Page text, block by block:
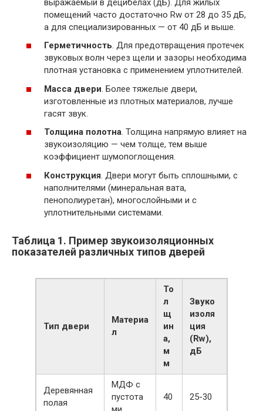
выражаемый в децибелах (дБ). Для жилых
помещений часто достаточно Rw от 28 до 35 дБ,
а для специализированных — от 40 дБ и выше.
Герметичность. Для предотвращения протечек
звуковых волн через щели и зазоры необходима
плотная установка с применением уплотнителей.
Масса двери. Более тяжелые двери,
изготовленные из плотных материалов, лучше
гасят звук.
Толщина полотна. Толщина напрямую влияет на
звукоизоляцию — чем толще, тем выше
коэффициент шумопоглощения.
Конструкция. Двери могут быть сплошными, с
наполнителями (минеральная вата,
пенополиуретан), многослойными и с
уплотнительными системами.
Таблица 1. Пример звукоизоляционных
показателей различных типов дверей
Тип двери
Материа
л
То
л
щ
ин
а,
м
м
Звуко
изоля
ция
(Rw),
дБ
Деревянная
полая
МДФ с
пустота
40 25-30